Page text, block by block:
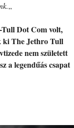
„
Dot Com volt,
ki The Jethro Tull
nem született
a legendűás csapat